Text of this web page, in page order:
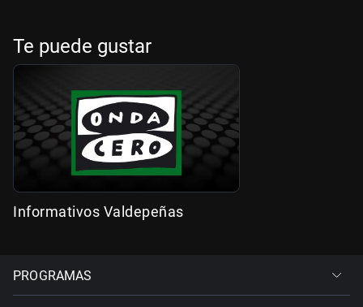
Te puede gustar
Informativos Valdepeñas
PROGRAMAS